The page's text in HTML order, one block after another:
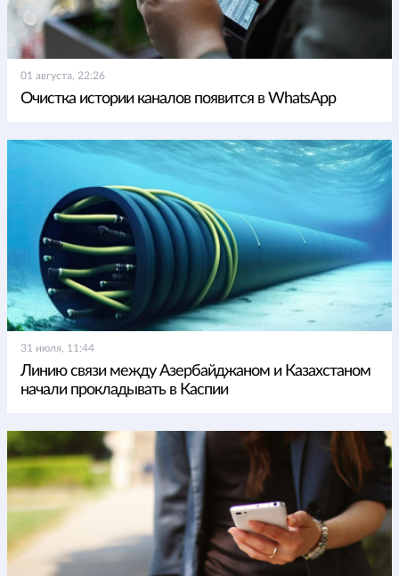
01 августа, 22:26
Очистка истории каналов появится в WhatsApp
31 июля, 11:44
Линию связи между Азербайджаном и Казахстаном
начали прокладывать в Каспии